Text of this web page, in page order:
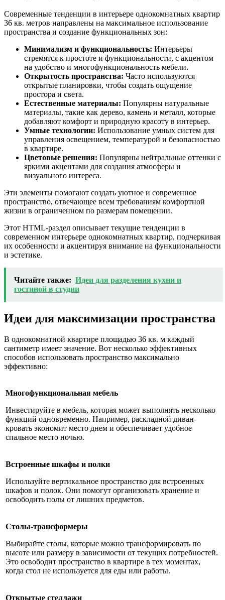
Современные тенденции в интерьере однокомнатных квартир
36 кв. метров направлены на максимальное использование
пространства и создание функциональных зон:
Минимализм и функциональность: Интерьеры
стремятся к простоте и функциональности, с акцентом
на удобство и многофункциональность мебели.
Открытость пространства: Часто используются
открытые планировки, чтобы создать ощущение
простора и света.
Естественные материалы: Популярны натуральные
материалы, такие как дерево, камень и металл, которые
добавляют комфорт и природную красоту в интерьер.
Умные технологии: Использование умных систем для
управления освещением, температурой и безопасностью
в квартире.
Цветовые решения: Популярны нейтральные оттенки с
яркими акцентами для создания атмосферы и
визуального интереса.
Эти элементы помогают создать уютное и современное
пространство, отвечающее всем требованиям комфортной
жизни в ограниченном по размерам помещении.
Этот HTML-раздел описывает текущие тенденции в
современном интерьере однокомнатных квартир, подчеркивая
их особенности и акцентируя внимание на функциональности
и эстетике.
Читайте также: Идеи для разделения кухни и
гостиной в студии
Идеи для максимизации пространства
В однокомнатной квартире площадью 36 кв. м каждый
сантиметр имеет значение. Вот несколько эффективных
способов использовать пространство максимально
эффективно:
Многофункциональная мебель
Инвестируйте в мебель, которая может выполнять несколько
функций одновременно. Например, раскладной диван-
кровать экономит место днем и обеспечивает удобное
спальное место ночью.
Встроенные шкафы и полки
Используйте вертикальное пространство для встроенных
шкафов и полок. Они помогут организовать хранение и
освободить полы от лишних предметов.
Столы-трансформеры
Выбирайте столы, которые можно трансформировать по
высоте или размеру в зависимости от текущих потребностей.
Это освободит пространство в квартире в тех моментах,
когда стол не используется для еды или работы.
Открытые стеллажи